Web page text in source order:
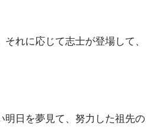
れに応じて志士が登場して、
明日を夢見て、努力した祖先の